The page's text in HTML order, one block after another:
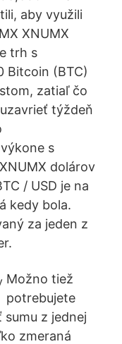
aby využili
XNUMX
trh s
Bitcoin (BTC)
zatiaľ čo
týždeň
s
dolárov
/ USD je na
kedy bola.
za jeden z
Možno tiež
potrebujete
z jednej
zmeraná